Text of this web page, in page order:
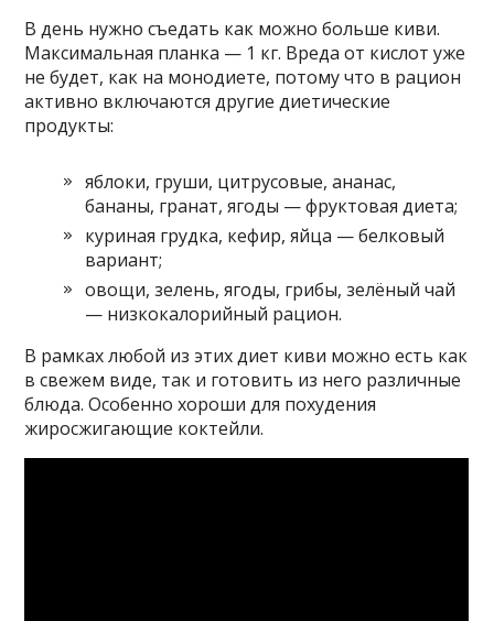
В день нужно съедать как можно больше киви.
Максимальная планка — 1 кг. Вреда от кислот уже
не будет, как на монодиете, потому что в рацион
активно включаются другие диетические
продукты:
яблоки, груши, цитрусовые, ананас,
бананы, гранат, ягоды — фруктовая диета;
куриная грудка, кефир, яйца — белковый
вариант;
овощи, зелень, ягоды, грибы, зелёный чай
— низкокалорийный рацион.
В рамках любой из этих диет киви можно есть как
в свежем виде, так и готовить из него различные
блюда. Особенно хороши для похудения
жиросжигающие коктейли.